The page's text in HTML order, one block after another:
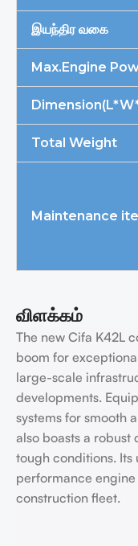
இயந்திர வகை
Max.Engine
Total Weight
Maintenance
விளக்கம்
The new Cifa K42L
boom for
large-scale
developments.
systems for smooth
also boasts a
tough conditions.
performance
construction fleet.